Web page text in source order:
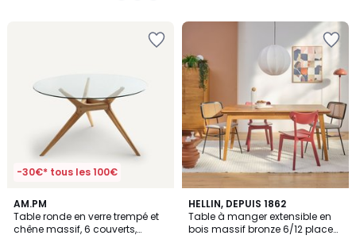
-30€* tous les 100€
AM.PM
Table ronde en verre trempé et
chêne massif, 6 couverts,
4,7
/ 5
HELLIN, DEPUIS 1862
Table à manger extensible en
bois massif bronze 6/12 places